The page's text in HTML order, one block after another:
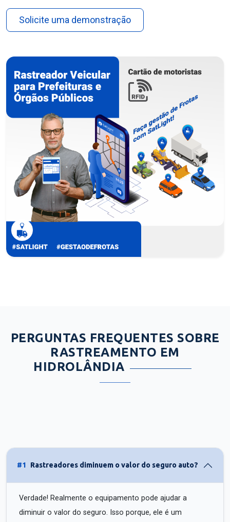
Solicite uma demonstração
PERGUNTAS FREQUENTES SOBRE
RASTREAMENTO EM
HIDROLÂNDIA
#1 Rastreadores diminuem o valor do seguro auto?
Verdade! Realmente o equipamento pode ajudar a
diminuir o valor do seguro. Isso porque, ele é um